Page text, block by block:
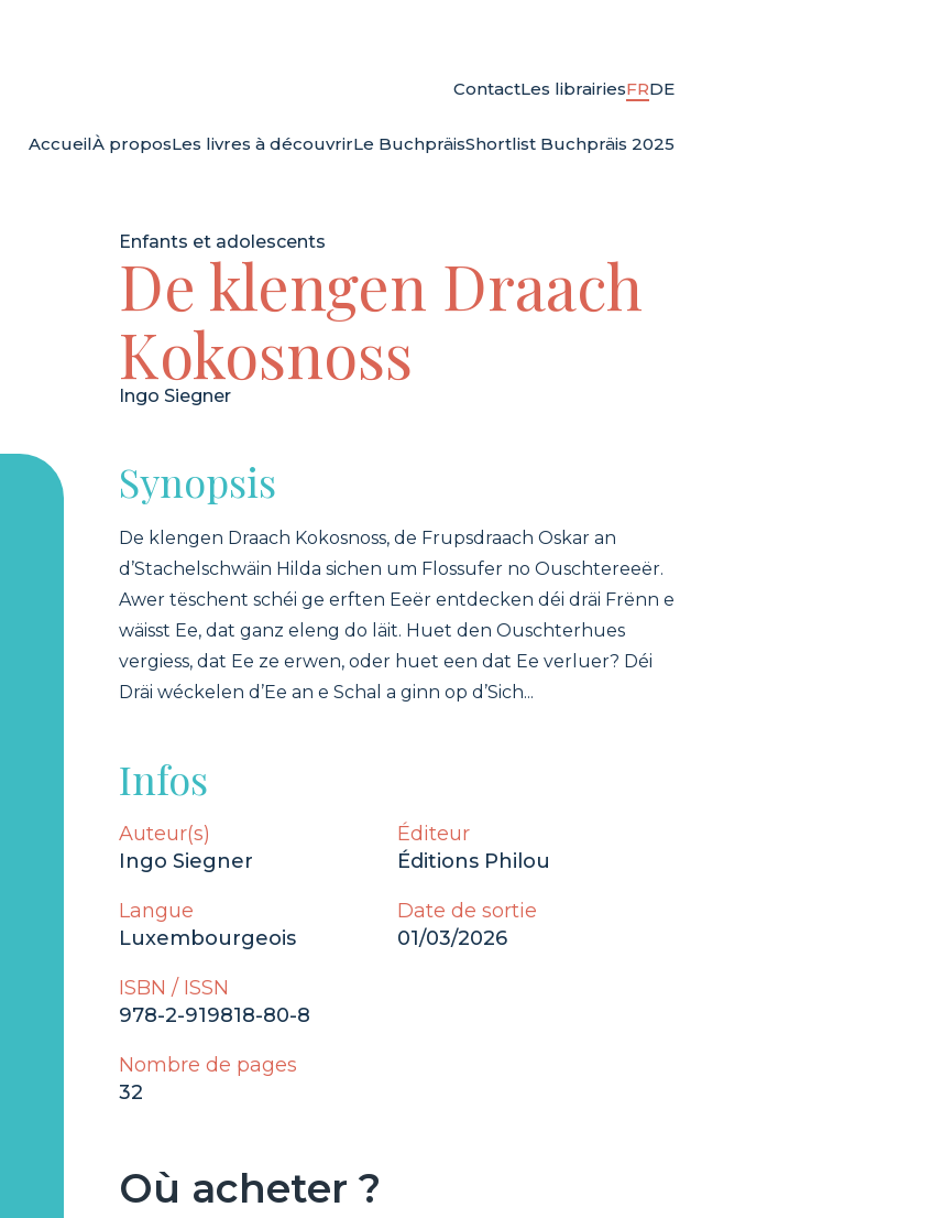
ContactLes librairiesFRDE
AccueilÀ proposLes livres à découvrirLe BuchpräisShortlist Buchpräis 2025
Enfants et adolescents
De klengen Draach
Kokosnoss
Ingo Siegner
Synopsis
De klengen Draach Kokosnoss, de Frupsdraach Oskar an
d’Stachelschwäin Hilda sichen um Flossufer no Ouschtereeër.
Awer tëschent schéi ge erften Eeër entdecken déi dräi Frënn e
wäisst Ee, dat ganz eleng do läit. Huet den Ouschterhues
vergiess, dat Ee ze erwen, oder huet een dat Ee verluer? Déi
Dräi wéckelen d’Ee an e Schal a ginn op d’Sich...
Infos
Auteur(s)
Ingo Siegner
Langue
Luxembourgeois
ISBN / ISSN
978-2-919818-80-8
Nombre de pages
32
Éditeur
Éditions Philou
Date de sortie
01/03/2026
Où acheter ?